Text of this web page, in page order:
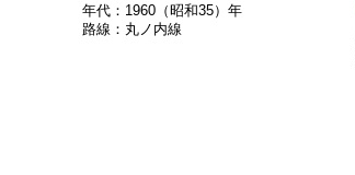
年代：1960（昭和35）年
路線：丸ノ内線